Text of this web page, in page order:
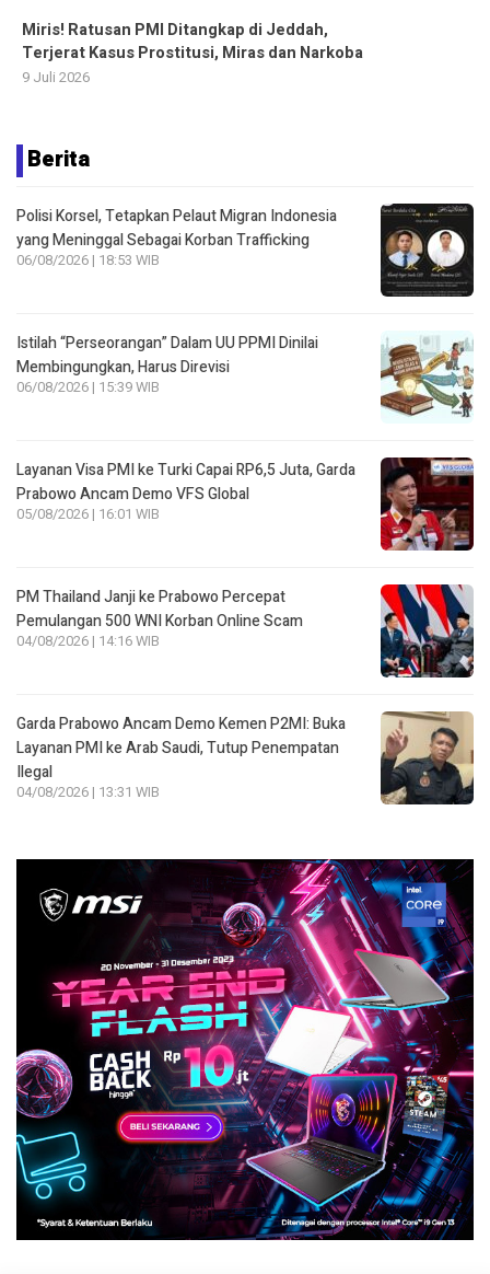
Miris! Ratusan PMI Ditangkap di Jeddah,
Terjerat Kasus Prostitusi, Miras dan Narkoba
9 Juli 2026
Berita
Polisi Korsel, Tetapkan Pelaut Migran Indonesia
yang Meninggal Sebagai Korban Trafficking
06/08/2026 | 18:53 WIB
Istilah “Perseorangan” Dalam UU PPMI Dinilai
Membingungkan, Harus Direvisi
06/08/2026 | 15:39 WIB
Layanan Visa PMI ke Turki Capai RP6,5 Juta, Garda
Prabowo Ancam Demo VFS Global
05/08/2026 | 16:01 WIB
PM Thailand Janji ke Prabowo Percepat
Pemulangan 500 WNI Korban Online Scam
04/08/2026 | 14:16 WIB
Garda Prabowo Ancam Demo Kemen P2MI: Buka
Layanan PMI ke Arab Saudi, Tutup Penempatan
Ilegal
04/08/2026 | 13:31 WIB